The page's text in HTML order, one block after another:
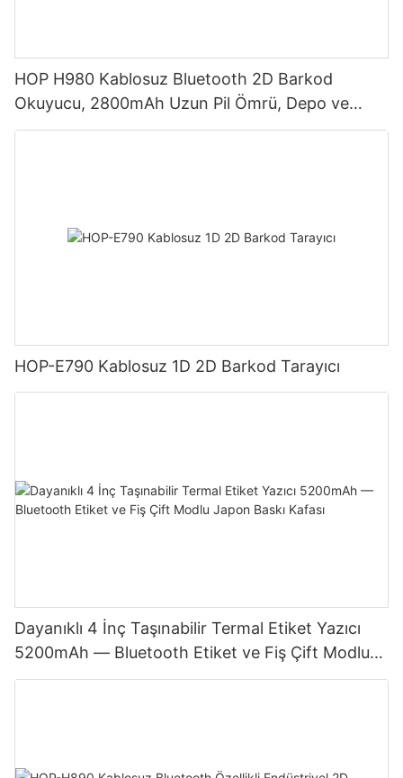
HOP H980 Kablosuz Bluetooth 2D Barkod
Okuyucu, 2800mAh Uzun Pil Ömrü, Depo ve
Lojistik İçin
HOP-E790 Kablosuz 1D 2D Barkod Tarayıcı
Dayanıklı 4 İnç Taşınabilir Termal Etiket Yazıcı
5200mAh — Bluetooth Etiket ve Fiş Çift Modlu
Japon Baskı Kafası